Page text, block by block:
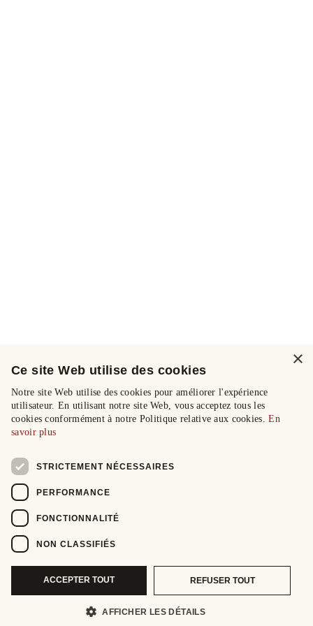
×
Ce site Web utilise des cookies
Notre site Web utilise des cookies pour améliorer l'expérience
utilisateur. En utilisant notre site Web, vous acceptez tous les
cookies conformément à notre Politique relative aux cookies.En
savoir plus
STRICTEMENT NÉCESSAIRES
PERFORMANCE
FONCTIONNALITÉ
NON CLASSIFIÉS
ACCEPTER TOUT REFUSER TOUT
AFFICHER LES DÉTAILS